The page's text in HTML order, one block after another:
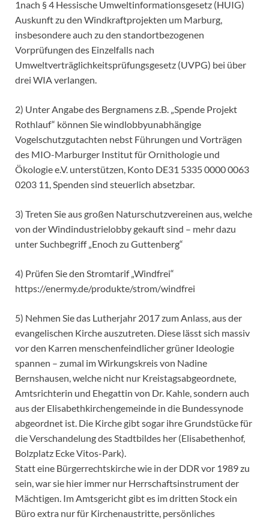
1nach § 4 Hessische Umweltinformationsgesetz (HUIG)
Auskunft zu den Windkraftprojekten um Marburg,
insbesondere auch zu den standortbezogenen
Vorprüfungen des Einzelfalls nach
Umweltverträglichkeitsprüfungsgesetz (UVPG) bei über
drei WIA verlangen.
2) Unter Angabe des Bergnamens z.B. „Spende Projekt
Rothlauf“ können Sie windlobbyunabhängige
Vogelschutzgutachten nebst Führungen und Vorträgen
des MIO-Marburger Institut für Ornithologie und
Ökologie e.V. unterstützen, Konto DE31 5335 0000 0063
0203 11, Spenden sind steuerlich absetzbar.
3) Treten Sie aus großen Naturschutzvereinen aus, welche
von der Windindustrielobby gekauft sind – mehr dazu
unter Suchbegriff „Enoch zu Guttenberg“
4) Prüfen Sie den Stromtarif „Windfrei“
https://enermy.de/produkte/strom/windfrei
5) Nehmen Sie das Lutherjahr 2017 zum Anlass, aus der
evangelischen Kirche auszutreten. Diese lässt sich massiv
vor den Karren menschenfeindlicher grüner Ideologie
spannen – zumal im Wirkungskreis von Nadine
Bernshausen, welche nicht nur Kreistagsabgeordnete,
Amtsrichterin und Ehegattin von Dr. Kahle, sondern auch
aus der Elisabethkirchengemeinde in die Bundessynode
abgeordnet ist. Die Kirche gibt sogar ihre Grundstücke für
die Verschandelung des Stadtbildes her (Elisabethenhof,
Bolzplatz Ecke Vitos-Park).
Statt eine Bürgerrechtskirche wie in der DDR vor 1989 zu
sein, war sie hier immer nur Herrschaftsinstrument der
Mächtigen. Im Amtsgericht gibt es im dritten Stock ein
Büro extra nur für Kirchenaustritte, persönliches